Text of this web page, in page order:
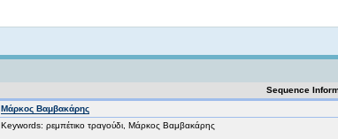
Sequence
Μάρκος Βαμβακάρης
Keywords: ρεμπέτικο τραγούδι, Μάρκος Βαμβακάρης